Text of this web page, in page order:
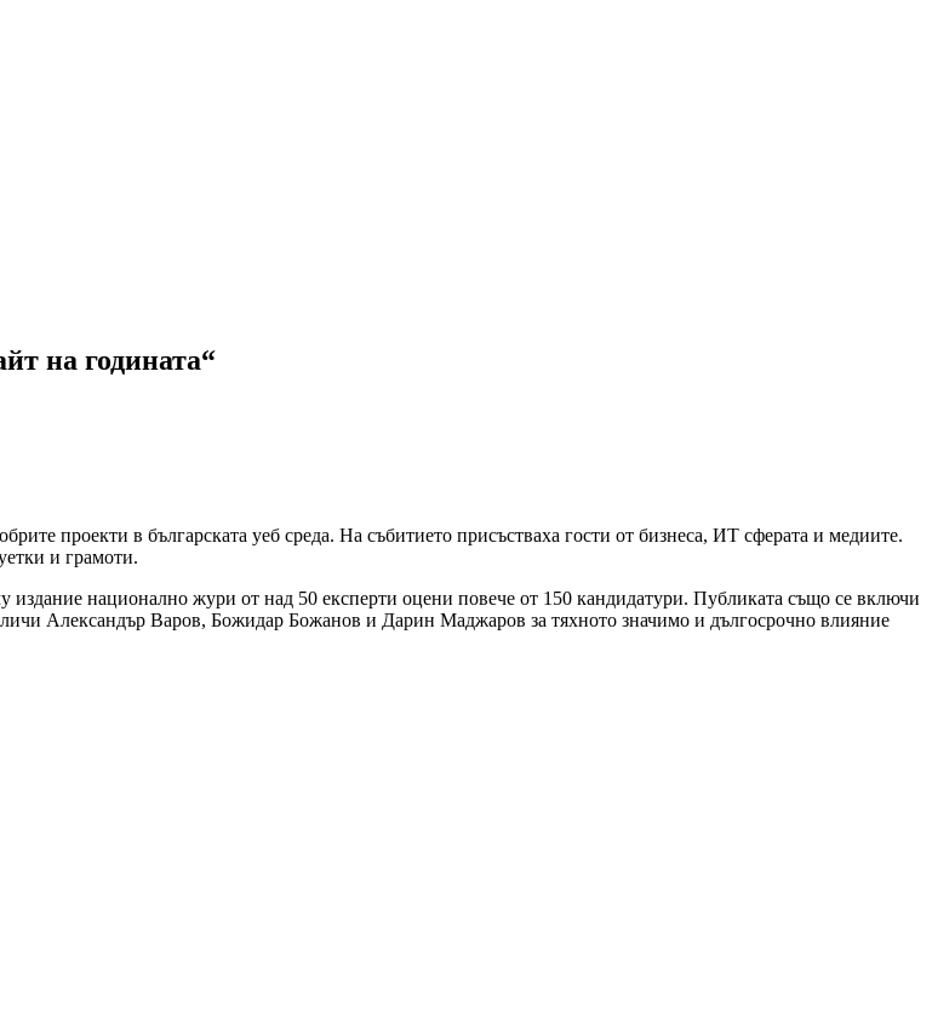
на годината“
проекти в българската уеб среда. На събитието присъстваха гости от бизнеса, ИТ сферата и медиите.
и грамоти.
издание национално жури от над 50 експерти оцени повече от 150 кандидатури. Публиката също се включи
Александър Варов, Божидар Божанов и Дарин Маджаров за тяхното значимо и дългосрочно влияние